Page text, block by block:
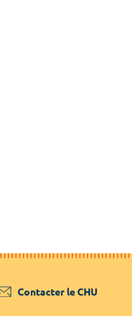
Contacter le CHU